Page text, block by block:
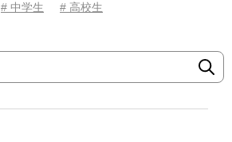
# 中学生 # 高校生